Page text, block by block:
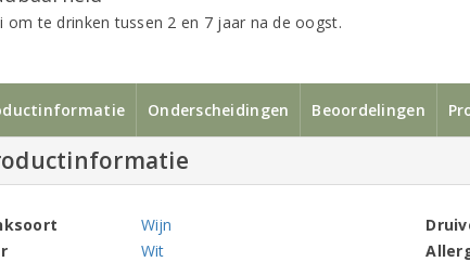
om te drinken tussen 2 en 7 jaar na de oogst.
Onderscheidingen Beoordelingen
Wijn
Wit